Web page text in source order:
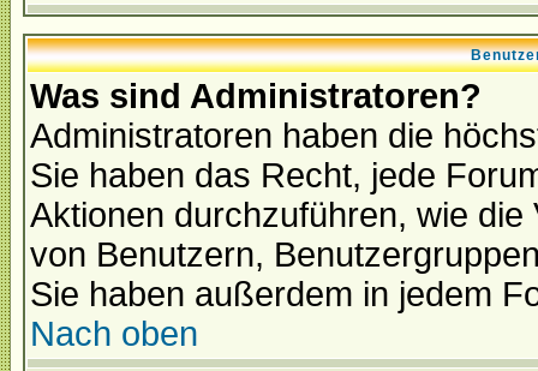
Was sind Administratoren?
Administratoren haben die
Sie haben das Recht, jede
Aktionen durchzuführen, wie
von Benutzern,
Sie haben außerdem in jedem
Nach oben